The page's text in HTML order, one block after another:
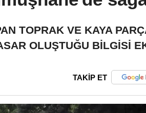
TOPRAK VE KAYA
OLUŞTUĞU BİLGİSİ
TAKİP ET